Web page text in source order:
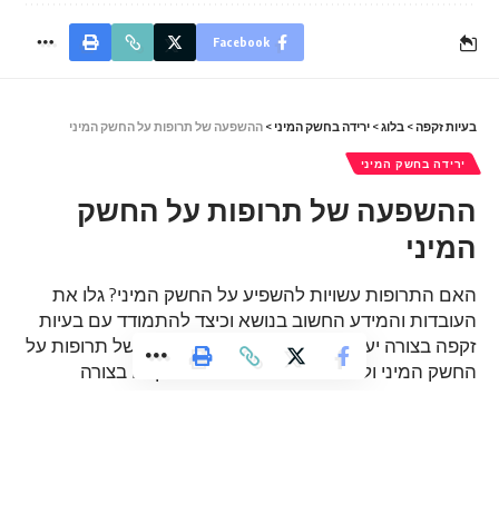
Facebook
בעיות זקפה> בלוג> ירידה בחשק המיני > ההשפעה של תרופות על החשק המיני
ירידה בחשק המיני
ההשפעה של תרופות על החשק
המיני
האם התרופות עשויות להשפיע על החשק המיני? גלו את
העובדות והמידע החשוב בנושא וכיצד להתמודד עם בעיות
זקפה בצורה יעילה. בואו לגלות את ההשפעה של תרופות על
החשק המיני וללמוד כיצד לטפל בבעיות זקפה בצורה